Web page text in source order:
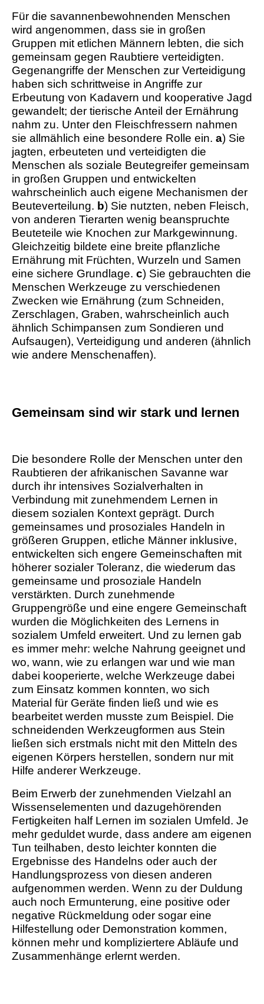
Für die savannenbewohnenden Menschen
wird angenommen, dass sie in großen
Gruppen mit etlichen Männern lebten, die sich
gemeinsam gegen Raubtiere verteidigten.
Gegenangriffe der Menschen zur Verteidigung
haben sich schrittweise in Angriffe zur
Erbeutung von Kadavern und kooperative Jagd
gewandelt; der tierische Anteil der Ernährung
nahm zu. Unter den Fleischfressern nahmen
sie allmählich eine besondere Rolle ein. a) Sie
jagten, erbeuteten und verteidigten die
Menschen als soziale Beutegreifer gemeinsam
in großen Gruppen und entwickelten
wahrscheinlich auch eigene Mechanismen der
Beuteverteilung. b) Sie nutzten, neben Fleisch,
von anderen Tierarten wenig beanspruchte
Beuteteile wie Knochen zur Markgewinnung.
Gleichzeitig bildete eine breite pflanzliche
Ernährung mit Früchten, Wurzeln und Samen
eine sichere Grundlage. c) Sie gebrauchten die
Menschen Werkzeuge zu verschiedenen
Zwecken wie Ernährung (zum Schneiden,
Zerschlagen, Graben, wahrscheinlich auch
ähnlich Schimpansen zum Sondieren und
Aufsaugen), Verteidigung und anderen (ähnlich
wie andere Menschenaffen).
Gemeinsam sind wir stark und lernen
Die besondere Rolle der Menschen unter den
Raubtieren der afrikanischen Savanne war
durch ihr intensives Sozialverhalten in
Verbindung mit zunehmendem Lernen in
diesem sozialen Kontext geprägt. Durch
gemeinsames und prosoziales Handeln in
größeren Gruppen, etliche Männer inklusive,
entwickelten sich engere Gemeinschaften mit
höherer sozialer Toleranz, die wiederum das
gemeinsame und prosoziale Handeln
verstärkten. Durch zunehmende
Gruppengröße und eine engere Gemeinschaft
wurden die Möglichkeiten des Lernens in
sozialem Umfeld erweitert. Und zu lernen gab
es immer mehr: welche Nahrung geeignet und
wo, wann, wie zu erlangen war und wie man
dabei kooperierte, welche Werkzeuge dabei
zum Einsatz kommen konnten, wo sich
Material für Geräte finden ließ und wie es
bearbeitet werden musste zum Beispiel. Die
schneidenden Werkzeugformen aus Stein
ließen sich erstmals nicht mit den Mitteln des
eigenen Körpers herstellen, sondern nur mit
Hilfe anderer Werkzeuge.
Beim Erwerb der zunehmenden Vielzahl an
Wissenselementen und dazugehörenden
Fertigkeiten half Lernen im sozialen Umfeld. Je
mehr geduldet wurde, dass andere am eigenen
Tun teilhaben, desto leichter konnten die
Ergebnisse des Handelns oder auch der
Handlungsprozess von diesen anderen
aufgenommen werden. Wenn zu der Duldung
auch noch Ermunterung, eine positive oder
negative Rückmeldung oder sogar eine
Hilfestellung oder Demonstration kommen,
können mehr und kompliziertere Abläufe und
Zusammenhänge erlernt werden.